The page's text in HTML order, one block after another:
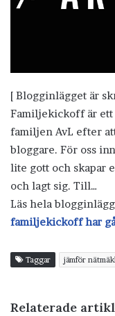
[ Blogginlägget är
Familjekickoff är ett
familjen AvL efter
bloggare. För oss
lite gott och skapar
och lagt sig. Till…
Läs hela
familjekickoff har
Taggar jämför
Relaterade